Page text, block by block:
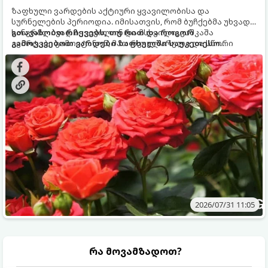
ზაფხული ვარდების აქტიური ყვავილობისა და
სურნელების პერიოდია. იმისათვის, რომ ბუჩქებმა უხვად,
ხანგრძლივად იყვავილონ და მსხვილი, კაშკაშა
კვირტები გამოიტანონ, მათ რეგულარული და სწორი
გამოკვება სჭირდებათ. ზაფხულის პერიოდში მცენარის
მოთხოვნილებები იცვლება, ამიტომ მნიშვნელოვანია
ვიცოდეთ, რომელი სასუქები გამოიყენება ამ დროს.
გთავაზობთ რჩევებს, თუ რით და როგორ
გამოვკვებოთ ვარდები ზაფხულში საუკეთესო
შედეგის მისაღწევად:
2026/07/31 11:05
რა მოვამზადოთ?